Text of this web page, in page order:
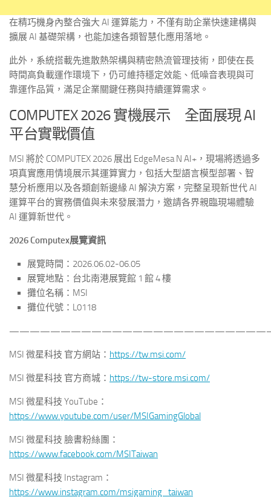
在精巧機身內整合強大 AI 運算能力，不僅有助企業快速建構與
擴展 AI 基礎架構，也能加速各類智慧化應用落地。
此外，系統搭載先進散熱架構與精密熱流管理技術，即使在長
時間高負載運作環境下，仍可維持穩定效能、低噪音表現與可
靠運作品質，滿足企業關鍵任務與持續運算需求。
COMPUTEX 2026 實機展示 全面展現 AI
平台實戰價值
MSI 將於 COMPUTEX 2026 展出 EdgeMesa N AI+，現場將透過多
項真實應用情境展示其運算實力，包括大型語言模型部署、智
慧分析應用以及各類創新邊緣 AI 解決方案，完整呈現新世代 AI
運算平台的實務價值與未來發展潛力，邀請各界親臨現場體驗
AI 運算新世代。
2026 Computex展覽資訊
展覽時間：2026.06.02-06.05
展覽地點：台北南港展覽館 1 館 4 樓
攤位名稱：MSI
攤位代號：L0118
MSI 微星科技 官方網站： https://tw.msi.com/
MSI 微星科技 官方商城： https://tw-store.msi.com/
MSI 微星科技 YouTube：
https://www.youtube.com/user/MSIGamingGlobal
MSI 微星科技 臉書粉絲團：
https://www.facebook.com/MSITaiwan
MSI 微星科技 Instagram：
https://www.instagram.com/msigaming_taiwan